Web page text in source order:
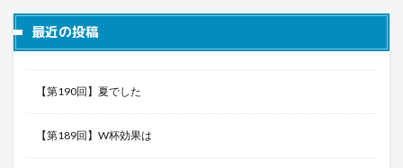
最近の投稿
【第190回】夏でした
【第189回】W杯効果は